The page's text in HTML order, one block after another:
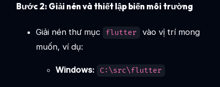
Bước 2: Giải nén và thiết lập biến môi trường
Giải nén thư mục flutter
vào vị trí mong
muốn, ví dụ:
Windows: C:\src\flutter